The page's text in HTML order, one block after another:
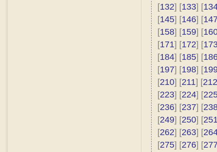
[132] [133] [
[145] [146] [
[158] [159] [
[171] [172] [
[184] [185] [
[197] [198] [
[210] [211] [212
[223] [224] [
[236] [237] [
[249] [250] [
[262] [263] [
[275] [276] [